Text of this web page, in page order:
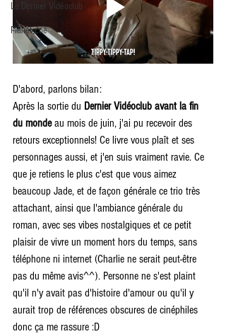
Le Dernier Vidéoclub
Planet Zoé
D'abord, parlons bilan:
Après la sortie du Dernier Vidéoclub avant la fin
du monde au mois de juin, j'ai pu recevoir des
retours exceptionnels! Ce livre vous plaît et ses
personnages aussi, et j'en suis vraiment ravie. Ce
que je retiens le plus c'est que vous aimez
beaucoup Jade, et de façon générale ce trio très
attachant, ainsi que l'ambiance générale du
roman, avec ses vibes nostalgiques et ce petit
plaisir de vivre un moment hors du temps, sans
téléphone ni internet (Charlie ne serait peut-être
pas du même avis^^). Personne ne s'est plaint
qu'il n'y avait pas d'histoire d'amour ou qu'il y
aurait trop de références obscures de cinéphiles
donc ça me rassure :D